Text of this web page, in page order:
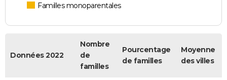
Familles monoparentales
Données 2022
Nombre
de
familles
Pourcentage
de familles
Moyenne
des villes